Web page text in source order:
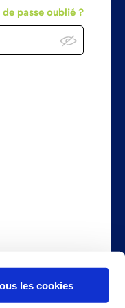
les cookies
passe oublié ?